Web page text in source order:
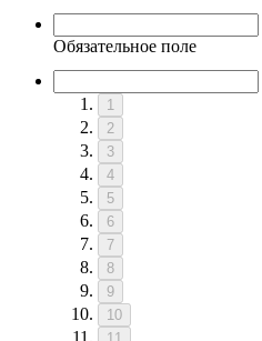
Обязательное поле
1
2
3
4
5
6
7
8
9
10